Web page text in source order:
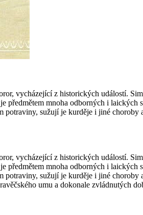
vycházející z historických událostí.
předmětem mnoha odborných i
sužují je kurděje i jiné
vycházející z historických událostí.
předmětem mnoha odborných i
sužují je kurděje i jiné
umu a dokonale zvládnutých